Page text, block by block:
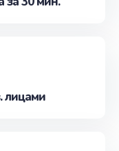
лицами